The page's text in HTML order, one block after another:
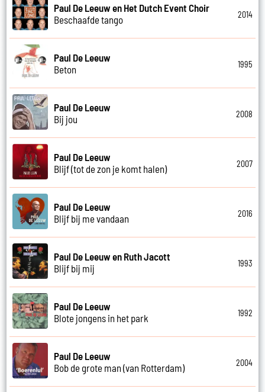
Paul De Leeuw en Het Dutch Event Choir
Beschaafde tango
2014
Paul De Leeuw
Beton
1995
Paul De Leeuw
Bij jou
2008
Paul De Leeuw
Blijf (tot de zon je komt halen)
2007
Paul De Leeuw
Blijf bij me vandaan
2016
Paul De Leeuw en Ruth Jacott
Blijf bij mij
1993
Paul De Leeuw
Blote jongens in het park
1992
Paul De Leeuw
Bob de grote man (van Rotterdam)
2004